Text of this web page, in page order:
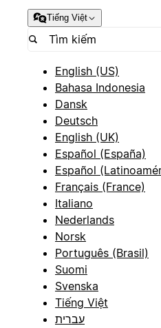
Tiếng Việt
English (US)
Bahasa Indonesia
Dansk
Deutsch
English (UK)
Español (España)
Español
Français (France)
Italiano
Nederlands
Norsk
Português (Brasil)
Suomi
Svenska
Tiếng Việt
עברית